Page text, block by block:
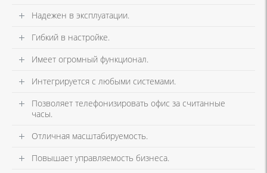
Надежен в эксплуатации.
Гибкий в настройке.
Имеет огромный функционал.
Интегрируется с любыми системами.
Позволяет телефонизировать офис за считанные
часы.
Отличная масштабируемость.
Повышает управляемость бизнеса.